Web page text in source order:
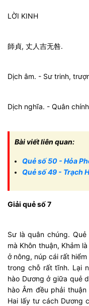
LỜI KINH
師貞, 丈人吉无咎.
Dịch âm. - Sư trinh,
Dịch nghĩa. - Quân
Bài viết liên quan:
Quẻ số 50 - Hỏa
Quẻ số 49 - Trạch
Giải quẻ số 7
Sư là quân chúng.
mà Khôn thuận, Khảm
ở nông, núp cái rất
trong chỗ rất tĩnh. Lại
hào Dương ở giữa quẻ
hào Âm đều phải
Hai lấy tư cách Dương